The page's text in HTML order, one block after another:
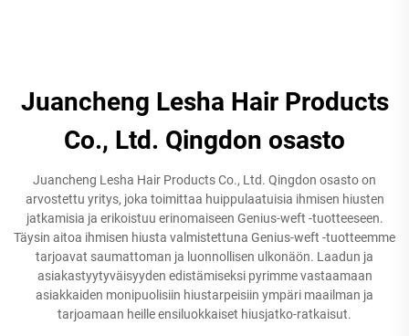
Juancheng Lesha Hair Products
Co., Ltd. Qingdon osasto
Juancheng Lesha Hair Products Co., Ltd. Qingdon osasto on
arvostettu yritys, joka toimittaa huippulaatuisia ihmisen hiusten
jatkamisia ja erikoistuu erinomaiseen Genius-weft -tuotteeseen.
Täysin aitoa ihmisen hiusta valmistettuna Genius-weft -tuotteemme
tarjoavat saumattoman ja luonnollisen ulkonäön. Laadun ja
asiakastyytyväisyyden edistämiseksi pyrimme vastaamaan
asiakkaiden monipuolisiin hiustarpeisiin ympäri maailman ja
tarjoamaan heille ensiluokkaiset hiusjatko-ratkaisut.